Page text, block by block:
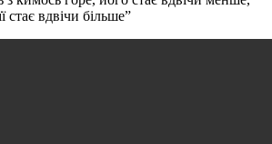
стає вдвічи більше”